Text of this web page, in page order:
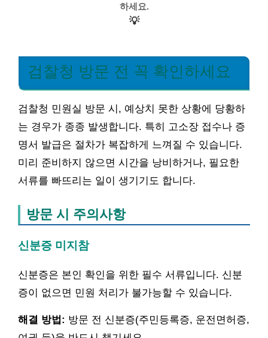
하세요.
💡
검찰청 방문 전 꼭 확인하세요
검찰청 민원실 방문 시, 예상치 못한 상황에 당황하
는 경우가 종종 발생합니다. 특히 고소장 접수나 증
명서 발급은 절차가 복잡하게 느껴질 수 있습니다.
미리 준비하지 않으면 시간을 낭비하거나, 필요한
서류를 빠뜨리는 일이 생기기도 합니다.
방문 시 주의사항
신분증 미지참
신분증은 본인 확인을 위한 필수 서류입니다. 신분
증이 없으면 민원 처리가 불가능할 수 있습니다.
해결 방법: 방문 전 신분증(주민등록증, 운전면허증,